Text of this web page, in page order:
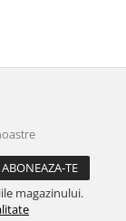
magazinului.